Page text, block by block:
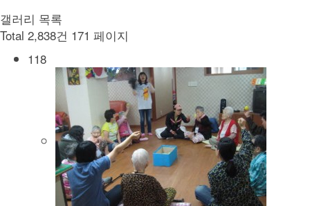
갤러리 목록
Total 2,838건 171 페이지
118